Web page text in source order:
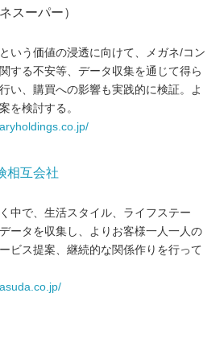
スーパー）
いう価値の浸透に向けて、メガネ/コン
する不安等、データ収集を通じて得ら
い、購買への影響も実践的に検証。よ
を検討する。
相互会社
中で、生活スタイル、ライフステー
ータを収集し、よりお客様一人一人の
ビス提案、継続的な関係作りを行って